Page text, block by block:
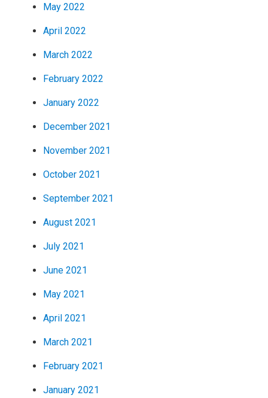
May 2022
April 2022
March 2022
February 2022
January 2022
December 2021
November 2021
October 2021
September 2021
August 2021
July 2021
June 2021
May 2021
April 2021
March 2021
February 2021
January 2021